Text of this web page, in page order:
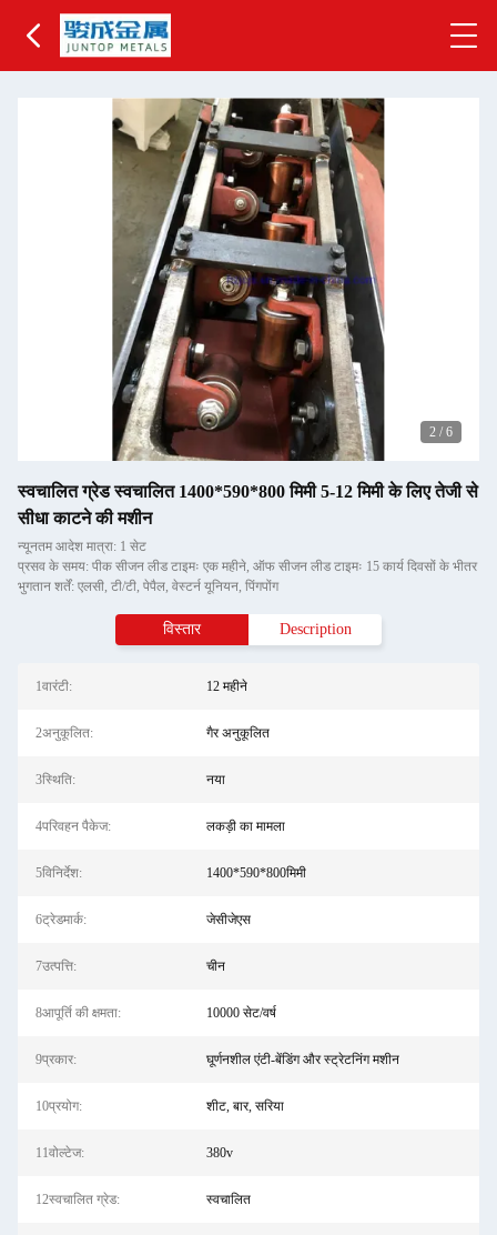
2 / 6
स्वचालित ग्रेड स्वचालित 1400*590*800 मिमी 5-12 मिमी के लिए तेजी से
सीधा काटने की मशीन
न्यूनतम आदेश मात्रा: 1 सेट
प्रसव के समय: पीक सीजन लीड टाइमः एक महीने, ऑफ सीजन लीड टाइमः 15 कार्य दिवसों के भीतर
भुगतान शर्तें: एलसी, टी/टी, पेपैल, वेस्टर्न यूनियन, पिंगपोंग
विस्तार Description
1वारंटी: 12 महीने
2अनुकूलित: गैर अनुकूलित
3स्थिति: नया
4परिवहन पैकेज: लकड़ी का मामला
5विनिर्देश: 1400*590*800मिमी
6ट्रेडमार्क: जेसीजेएस
7उत्पत्ति: चीन
8आपूर्ति की क्षमता: 10000 सेट/वर्ष
9प्रकार: घूर्णनशील एंटी-बेंडिंग और स्ट्रेटनिंग मशीन
10प्रयोग: शीट, बार, सरिया
11वोल्टेज: 380v
12स्वचालित ग्रेड: स्वचालित